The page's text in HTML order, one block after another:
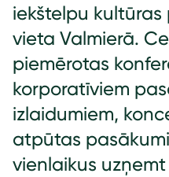
iekštelpu kultūras
vieta Valmierā.
piemērotas
korporatīviem
izlaidumiem,
atpūtas
vienlaikus